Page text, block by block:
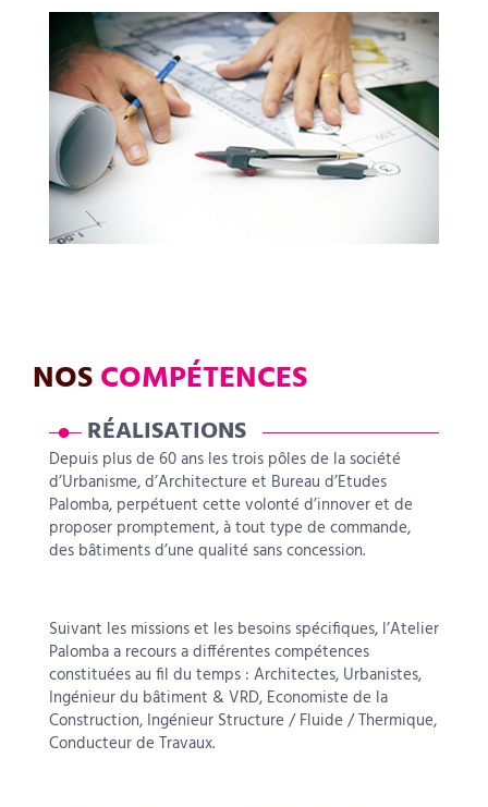
NOSCOMPÉTENCES
RÉALISATIONS
Depuis plus de 60 ans les trois pôles de la société
d’Urbanisme, d’Architecture et Bureau d’Etudes
Palomba, perpétuent cette volonté d’innover et de
proposer promptement, à tout type de commande,
des bâtiments d’une qualité sans concession.
Suivant les missions et les besoins spécifiques, l’Atelier
Palomba a recours a différentes compétences
constituées au fil du temps : Architectes, Urbanistes,
Ingénieur du bâtiment & VRD, Economiste de la
Construction, Ingénieur Structure / Fluide / Thermique,
Conducteur de Travaux.